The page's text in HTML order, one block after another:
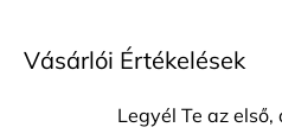
Vásárlói Értékelések
Legyél Te az